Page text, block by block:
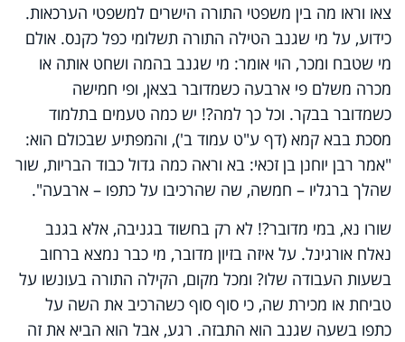
צאו וראו מה בין משפטי התורה הישרים למשפטי הערכאות.
כידוע, על מי שגנב הטילה התורה תשלומי כפל כקנס. אולם
מי שטבח ומכר, הוי אומר: מי שגנב בהמה ושחט אותה או
מכרה משלם פי ארבעה כשמדובר בצאן, ופי חמישה
כשמדובר בבקר. וכל כך למה?! יש כמה טעמים בתלמוד
מסכת בבא קמא (דף ע"ט עמוד ב'), והמפתיע שבכולם הוא:
"אמר רבן יוחנן בן זכאי: בא וראה כמה גדול כבוד הבריות, שור
שהלך ברגליו – חמשה, שה שהרכיבו על כתפו – ארבעה".
שורו נא, במי מדובר?! לא רק בחשוד בגניבה, אלא בגנב
נאלח אורגינל. על איזה בזיון מדובר, מי כבר נמצא ברחוב
בשעות העבודה שלו? ומכל מקום, הקילה התורה בעונשו על
טביחת או מכירת שה, כי סוף סוף כשהרכיב את השה על
כתפו בשעה שגנב הוא התבזה. רגע, אבל הוא הביא את זה